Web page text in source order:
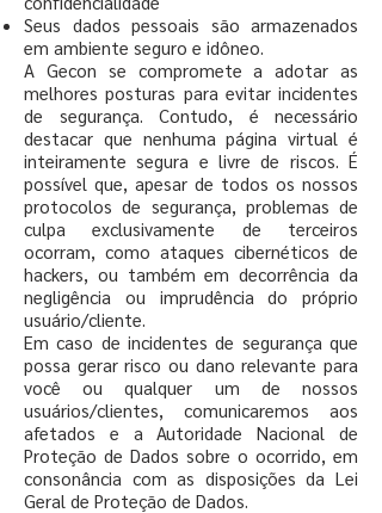
Seus dados pessoais são armazenados
em ambiente seguro e idôneo.
A Gecon se compromete a adotar as
melhores posturas para evitar incidentes
de segurança. Contudo, é necessário
destacar que nenhuma página virtual é
inteiramente segura e livre de riscos. É
possível que, apesar de todos os nossos
protocolos de segurança, problemas de
culpa exclusivamente de terceiros
ocorram, como ataques cibernéticos de
hackers, ou também em decorrência da
negligência ou imprudência do próprio
usuário/cliente.
Em caso de incidentes de segurança que
possa gerar risco ou dano relevante para
você ou qualquer um de nossos
usuários/clientes, comunicaremos aos
afetados e a Autoridade Nacional de
Proteção de Dados sobre o ocorrido, em
consonância com as disposições da Lei
Geral de Proteção de Dados.